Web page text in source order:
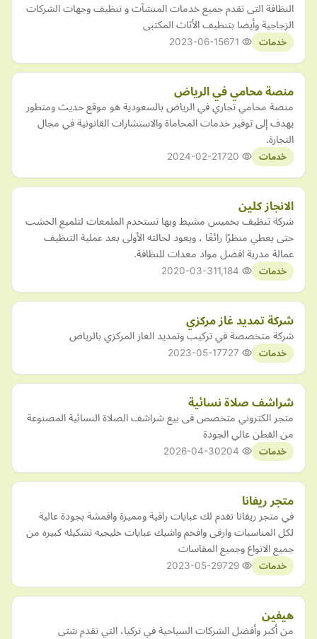
النظافة التى تقدم جميع خدمات المنشآت و تنظيف وجهات الشركات
الزجاجية وأيضا بتنظيف الأثاث المكتبى
خدمات 2023-06-15
منصة محامي في الرياض
منصة محامي تجاري في الرياض بالسعودية هو موقع حديث ومتطور
يهدف إلى توفير خدمات المحاماة والاستشارات القانونية في مجال
التجارة.
خدمات 2024-02-21
الانجاز كلين
شركة تنظيف بخميس مشيط وبها تستخدم الملمعات لتلميع الخشب
حتى يعطي منظرًا رائعًا ، ويعود لحالته الأولى بعد عملية التنظيف
عمالة مدربة افضل مواد معدات للنظافة.
خدمات 2020-03-31
شركة تمديد غاز مركزي
شركة متخصصة في تركيب وتمديد الغاز المركزي بالرياض
خدمات 2023-05-17
شراشف صلاة نسائية
متجر الكتروني متخصص فى بيع شراشف الصلاة النسائية المصنوعة
من القطن عالي الجودة
خدمات 2026-04-30
متجر ريفانا
في متجر ريفانا نقدم لك عبايات راقية ومميزة واقمشة بجودة عالية
لكل المناسبات وارقى وافخم واشيك عبايات خليجيه تشكيله كبيره من
جميع الانواع وجميع المقاسات
خدمات 2023-05-29
هيفين
من أكبر وأفضل الشركات السياحية في تركيا، التي تقدم شتى